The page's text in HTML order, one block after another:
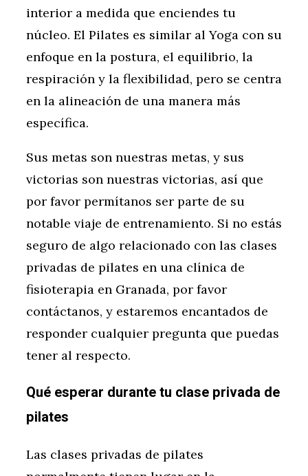
interior a medida que enciendes tu
núcleo. El Pilates es similar al Yoga con su
enfoque en la postura, el equilibrio, la
respiración y la flexibilidad, pero se centra
en la alineación de una manera más
específica.
Sus metas son nuestras metas, y sus
victorias son nuestras victorias, así que
por favor permítanos ser parte de su
notable viaje de entrenamiento. Si no estás
seguro de algo relacionado con las clases
privadas de pilates en una clínica de
fisioterapia en Granada, por favor
contáctanos, y estaremos encantados de
responder cualquier pregunta que puedas
tener al respecto.
Qué esperar durante tu clase privada de
pilates
Las clases privadas de pilates